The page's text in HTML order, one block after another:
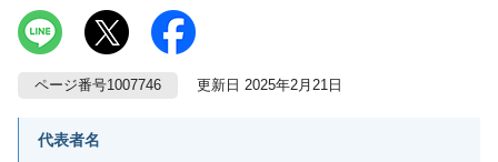
ページ番号1007746 更新日 2025年2月21日
代表者名